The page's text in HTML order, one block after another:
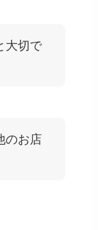
大切で
のお店